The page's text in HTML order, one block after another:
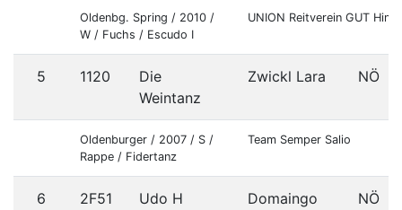
Oldenbg. Spring / 2010 /
W / Fuchs / Escudo I
UNION Reitverein GUT
5 1120
Die
Weintanz
Zwickl Lara NÖ
Oldenburger / 2007 / S /
Rappe / Fidertanz
Team Semper Salio
6 2F51 Udo H
Domaingo
NÖ